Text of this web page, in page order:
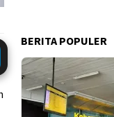
BERITA POPULER